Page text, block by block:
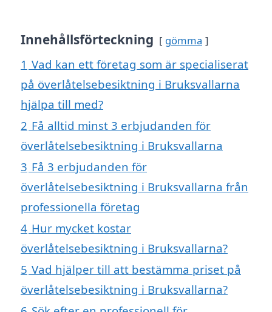
Innehållsförteckning gömma
1 Vad kan ett företag som är specialiserat
på överlåtelsebesiktning i Bruksvallarna
hjälpa till med?
2 Få alltid minst 3 erbjudanden för
överlåtelsebesiktning i Bruksvallarna
3 Få 3 erbjudanden för
överlåtelsebesiktning i Bruksvallarna från
professionella företag
4 Hur mycket kostar
överlåtelsebesiktning i Bruksvallarna?
5 Vad hjälper till att bestämma priset på
överlåtelsebesiktning i Bruksvallarna?